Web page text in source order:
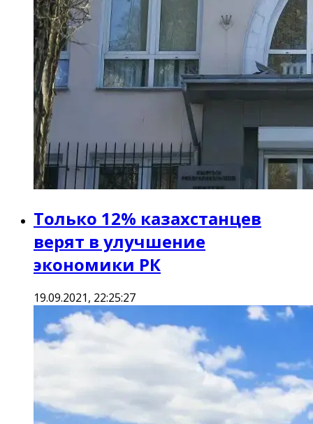
Только 12% казахстанцев
верят в улучшение
экономики РК
19.09.2021, 22:25:27